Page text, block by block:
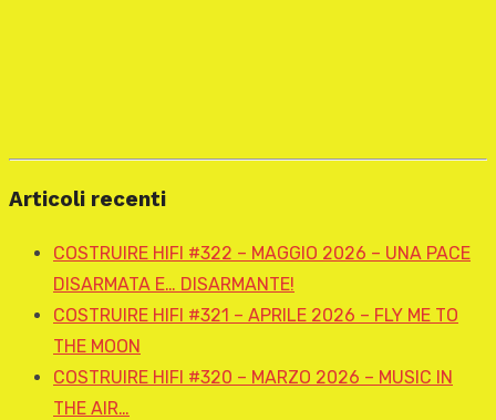
Articoli recenti
COSTRUIRE HIFI #322 – MAGGIO 2026 – UNA PACE
DISARMATA E… DISARMANTE!
COSTRUIRE HIFI #321 – APRILE 2026 – FLY ME TO
THE MOON
COSTRUIRE HIFI #320 – MARZO 2026 – MUSIC IN
THE AIR…